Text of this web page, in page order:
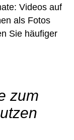
Videos auf
als Fotos
Sie häufiger
zum